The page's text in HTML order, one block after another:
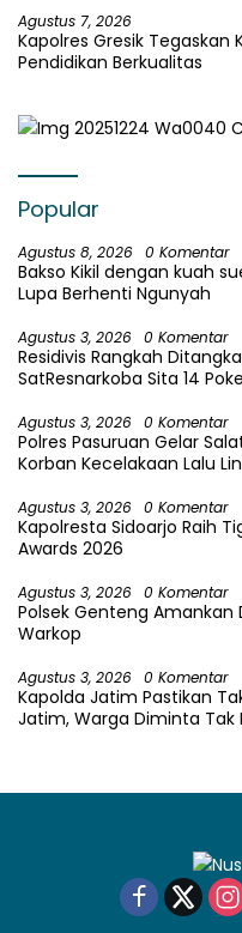
Agustus 7, 2026
Kapolres Gresik Tegaskan
Pendidikan Berkualitas
Popular
Agustus 8, 2026 0 Komentar
Bakso Kikil dengan kuah
Lupa Berhenti Ngunyah
Agustus 3, 2026 0 Komentar
Residivis Rangkah
SatResnarkoba Sita 14
Agustus 3, 2026 0 Komentar
Polres Pasuruan Gelar
Korban Kecelakaan Lalu
Agustus 3, 2026 0 Komentar
Kapolresta Sidoarjo Raih
Awards 2026
Agustus 3, 2026 0 Komentar
Polsek Genteng Amankan
Warkop
Agustus 3, 2026 0 Komentar
Kapolda Jatim Pastikan
Jatim, Warga Diminta Tak